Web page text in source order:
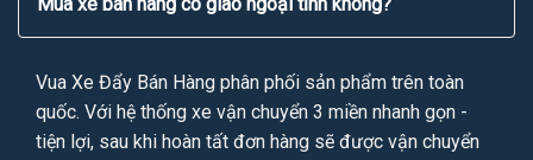
Vua Xe Đẩy Bán Hàng phân phối sản phẩm trên toàn
quốc. Với hệ thống xe vận chuyển 3 miền nhanh gọn -
tiện lợi, sau khi hoàn tất đơn hàng sẽ được vận chuyển